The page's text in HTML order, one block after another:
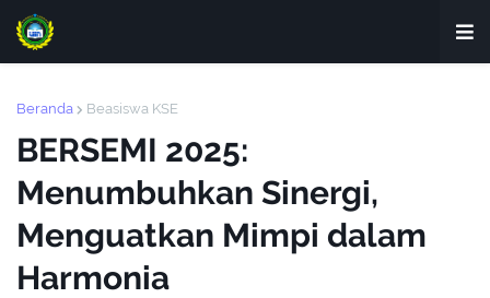
Beranda Beasiswa KSE
BERSEMI 2025:
Menumbuhkan Sinergi,
Menguatkan Mimpi dalam
Harmonia